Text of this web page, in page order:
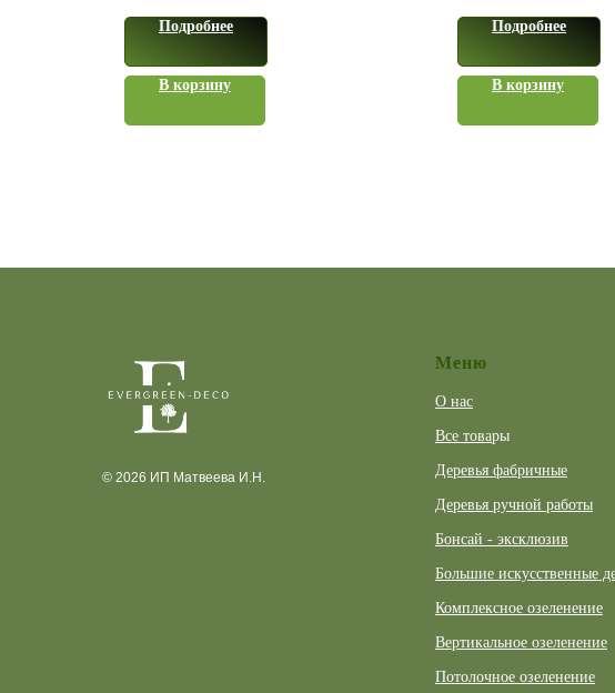
Подробнее
В корзину
Подробнее
В корзину
© 2026 ИП Матвеева И.Н.
Меню
О нас
Все товары
Деревья фабричные
Деревья ручной работы
Бонсай - эксклюзив
Большие искусственные
Комплексное озеленение
Вертикальное озеленение
Потолочное озеленение